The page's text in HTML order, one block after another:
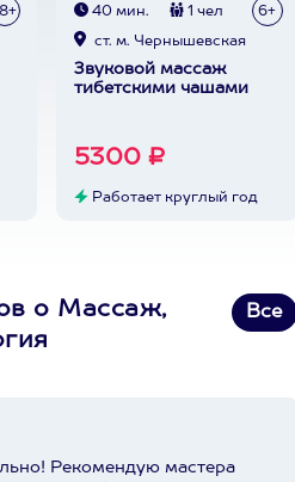
40 мин. 1 чел 6+
ст. м. Чернышевская
Звуковой массаж
тибетскими чашами
5300 ₽
Работает круглый год
о Массаж,
Все
Рекомендую мастера